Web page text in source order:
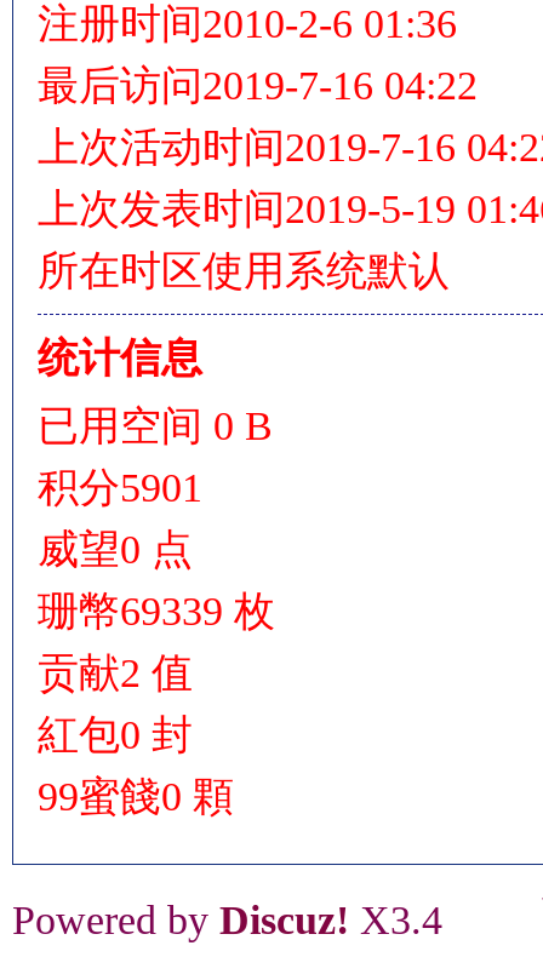
注册时间2010-2-6 01:36
最后访问2019-7-16 04:22
上次活动时间2019-7-16
上次发表时间2019-5-19
所在时区使用系统默认
统计信息
已用空间 0 B
积分5901
威望0 点
珊幣69339 枚
贡献2 值
紅包0 封
99蜜餞0 顆
Powered by Discuz! X3.4